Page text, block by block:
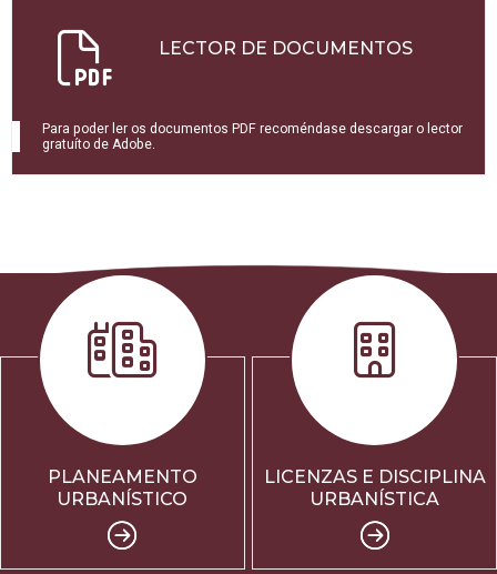
LECTOR DE DOCUMENTOS
Para poder ler os documentos PDF recoméndase descargar o lector
gratuíto de Adobe.
PLANEAMENTO
URBANÍSTICO
LICENZAS E DISCIPLINA
URBANÍSTICA